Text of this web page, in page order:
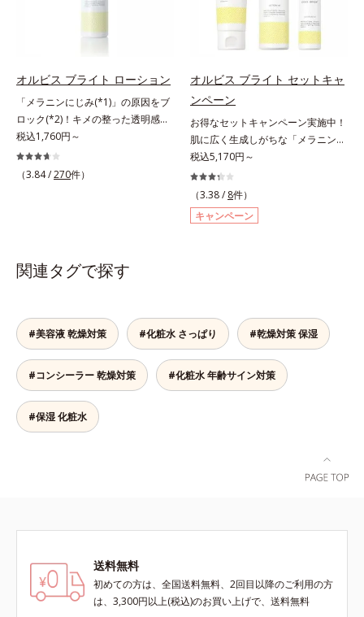
内スキンケアシリーズの保湿力*3
るおいによる*5 乾燥、ハリ・ツヤ
ロニセラカエルレア果汁、ノバラエ
明感に満ちた肌へ導く保湿成分*9
メマツヨイグサ抽出液、スイカズラ
エキス配合＝角層のすみずみまで水
分・油分を保ち、ハリ・ツヤを与え
る保湿成分*10 気持ちのこと各商品
れ防止有効成分として、「DF-パン
濃度で配合。角層のバリア機能にア
にゆらがない肌を叶えます。そし
成分「MCアクティベーター
(*5)」。肌のうるおいを引き出し・
高めて、ハリ感あふれる肌へと導き
ます。うるおいに満ちたゆらがない
肌をご体感いただくために設計され
れのこと*3 デクスパンテノール
W*4 2022年5月 Mintel社データベ
にうるおいを与え、うるおいに満ち
たハリツヤ肌へ導く保湿成分
能を維持。ニキビができにくい肌を
目指します。さらにビタミンC誘導
体をはじめとした5種の整肌成分
(*1)から成る「ナノVCショットカプ
セル」を配合。カプセルが浸透して
から成分を放出する特殊技術によっ
て、高い浸透力(*2)と安定性を実
現。毛穴の目立ちをしっかりケア
(*3)して、ゆらぎやすいニキビ肌
を、みずみずしい清潔な垢抜け肌
(*4)へと導きます。たっぷりの保湿
成分で低刺激。敏感肌の方にもお使
いいただけます(*5)。*1 テトラ2-ヘ
キシルデカン酸アスコルビル、天然
方に皮膚刺激がおきないというわけ
ではありません※敏感肌対象パッチ
テスト済（すべての人に皮膚刺激が
おきないというわけではありませ
オルビス ブライト ローション
「メラニンにじみ(*1)」の原因をブ
ロック(*2)！キメの整った透明感
(*3)のある肌印象へ導く美白(*2)化
粧水。業界初(*4)知見「メラニンの
第三のルート」である「横のひろが
現。シミやそばかすという「点」だ
引き起こしていることがわかりまし
た。そこでオルビス ブライト シリ
ーズは「メラニンにじみ」に着目し
て「高圧処理ビタミンC(*7)」を採
用。肌奥(*6)まで浸透し、シミやソ
バカスの原因となるメラニンの生成
を食い止めます。またオルビス独自
効成分と速効性と持続性、2種の保
サポート。全方位ケアのアプローチ
によって、肌本来の輝きを生かして
澄み渡る、輝き透明肌を叶えます。
税込1,760円～
（3.84 /270件）
オルビス ブライト セットキャ
ンペーン
お得なセットキャンペーン実施中！
肌に広く生成しがちな「メラニンに
じみ(*1)」の原因をブロック(*2)！
澄み渡る輝き透明肌(*3)へ。業界初
(*4)知見「メラニンの第三のルー
ト」である「横のひろがり」に着目
して、全方位から透明肌を目指すブ
透明感のなさなどの「面」での透明
感を阻害する原因を引き起こしてい
ることがわかりました。そこでオル
ビス ブライト シリーズは「メラニ
ンにじみ」に着目して「高圧処理ビ
またオルビス独自成分の「ブライト
VCコンプレックス(*8)」が、透明感
みずみずしさをサポートするため
透明感を包括的にサポート。全方位
ケアのアプローチによって、肌本来
税込5,170円～
（3.38 / 8件）
キャンペーン
関連タグで探す
#美容液 乾燥対策 #化粧水 さっぱり #乾燥対策 保湿
#コンシーラー 乾燥対策 #化粧水 年齢サイン対策
#保湿 化粧水
送料無料
初めての方は、全国送料無料、2回目以降のご利用の方
は、3,300円以上(税込)のお買い上げで、送料無料